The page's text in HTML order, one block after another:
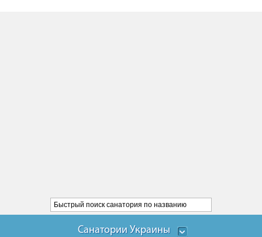
Санатории Украины